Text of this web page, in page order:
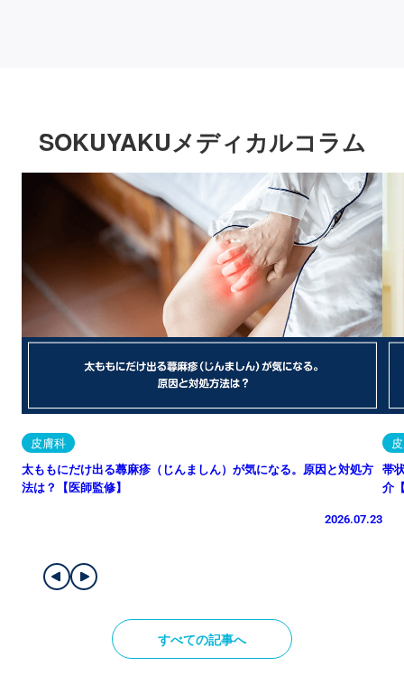
SOKUYAKUメディカルコラム
皮膚科
太ももにだけ出る蕁麻疹（じんましん）が気になる。原因と対処方
法は？【医師監修】
2026.07.23
帯
介
すべての記事へ